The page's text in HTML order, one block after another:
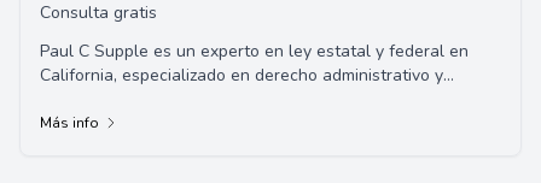
Consulta gratis
Paul C Supple es un experto en ley estatal y federal en
California, especializado en derecho administrativo y
Más info